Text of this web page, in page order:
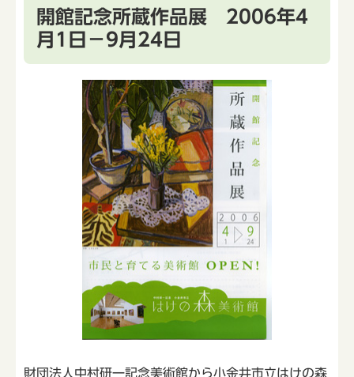
開館記念所蔵作品展 2006年4
月1日－9月24日
財団法人中村研一記念美術館から小金井市立はけの森